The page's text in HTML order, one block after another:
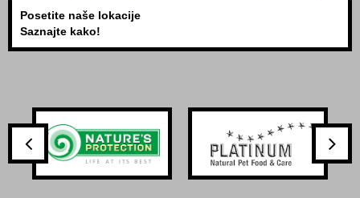
Posetite naše lokacije
Saznajte kako!